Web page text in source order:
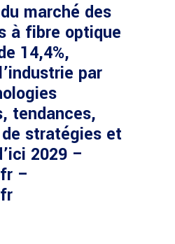
marché des
à fibre optique
14,4%,
par
tendances,
stratégies et
2029 –
–